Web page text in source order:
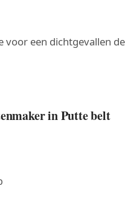
een dichtgevallen
in Putte belt